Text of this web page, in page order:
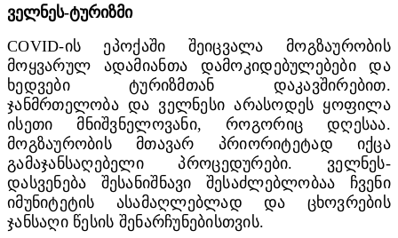
ველნეს-ტურიზმი
COVID-ის ეპოქაში შეიცვალა მოგზაურობის
მოყვარულ ადამიანთა დამოკიდებულებები და
ხედვები ტურიზმთან დაკავშირებით.
ჯანმრთელობა და ველნესი არასოდეს ყოფილა
ისეთი მნიშვნელოვანი, როგორიც დღესაა.
მოგზაურობის მთავარ პრიორიტეტად იქცა
გამაჯანსაღებელი პროცედურები. ველნეს-
დასვენება შესანიშნავი შესაძლებლობაა ჩვენი
იმუნიტეტის ასამაღლებლად და ცხოვრების
ჯანსაღი წესის შენარჩუნებისთვის.